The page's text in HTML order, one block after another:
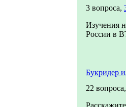
3 вопроса,
Изучения
России в
Букридер
22 вопроса,